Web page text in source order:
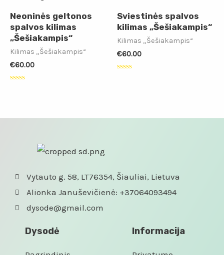
Neoninės geltonos
spalvos kilimas
„Šešiakampis“
Kilimas „Šešiakampis“
€60.00
Sviestinės spalvos
kilimas „Šešiakampis“
Kilimas „Šešiakampis“
€60.00
Vytauto g. 58, LT76354, Šiauliai, Lietuva
Alionka Januševičienė: +37064093494
dysode@gmail.com
Dysodė Informacija